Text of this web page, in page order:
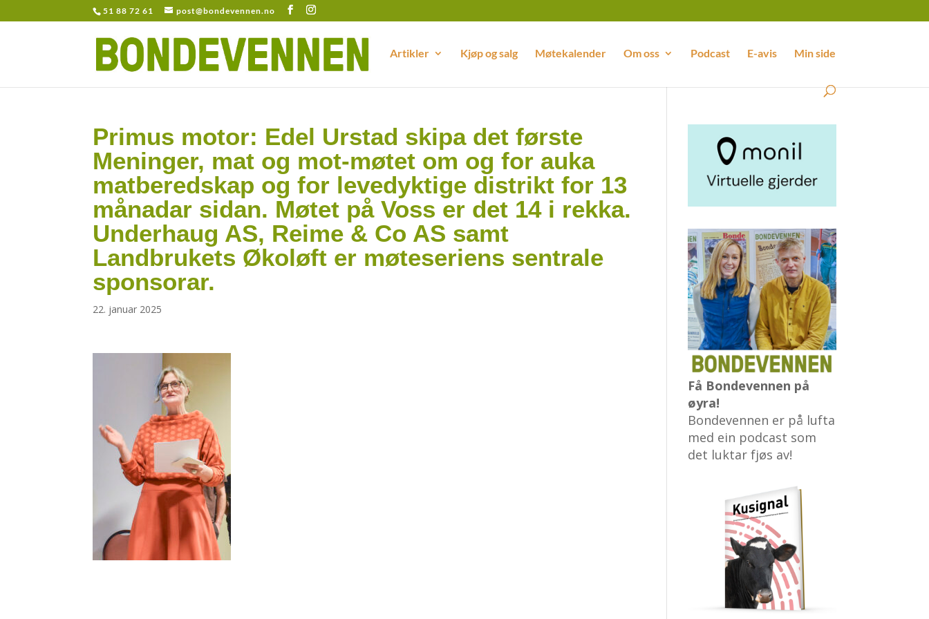
51 88 72 61 post@bondevennen.no
Artikler Kjøp og salg Møtekalender Om oss Podcast E-avis Min side
Primus motor: Edel Urstad skipa det første
Meninger, mat og mot-møtet om og for auka
matberedskap og for levedyktige distrikt for 13
månadar sidan. Møtet på Voss er det 14 i rekka.
Underhaug AS, Reime & Co AS samt
Landbrukets Økoløft er møteseriens sentrale
sponsorar.
22. januar 2025
Få Bondevennen på
øyra!
Bondevennen er på lufta
med ein podcast som
det luktar fjøs av!